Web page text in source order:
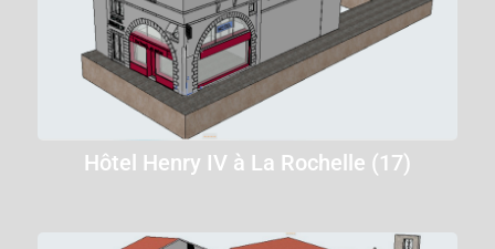
Hôtel Henry IV à La Rochelle (17)